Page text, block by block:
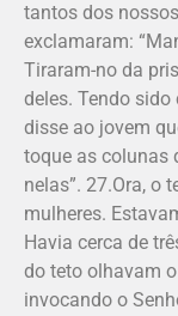
tantos dos
exclamaram:
Tiraram-no da
deles. Tendo
disse ao jovem
toque as colunas
nelas”. 27.Ora, o
mulheres.
Havia cerca de
do teto olhavam
invocando o